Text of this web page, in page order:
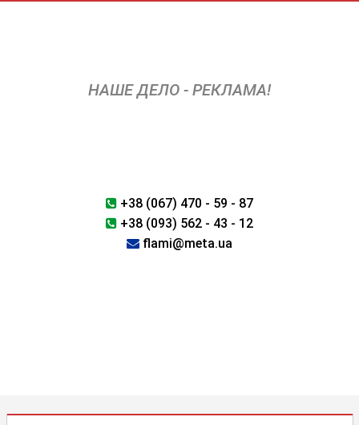
НАШЕ ДЕЛО - РЕКЛАМА!
+38 (067) 470 - 59 - 87
+38 (093) 562 - 43 - 12
flami@meta.ua